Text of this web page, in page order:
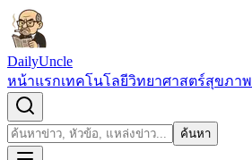
ข้ามไปยังเนื้อหา
DailyUncle
หน้าแรกเทคโนโลยีวิทยาศาสตร์สุขภาพ
ค้นหา ค้นหา